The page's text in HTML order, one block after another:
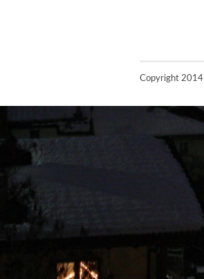
Copyright 2014